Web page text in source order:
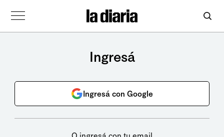
Ingresá
Ingresá con Google